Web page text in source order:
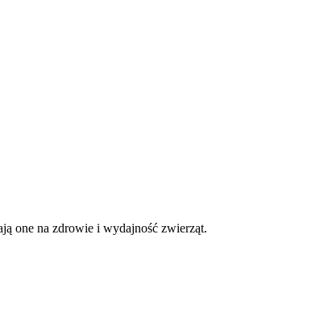
one na zdrowie i wydajność zwierząt.